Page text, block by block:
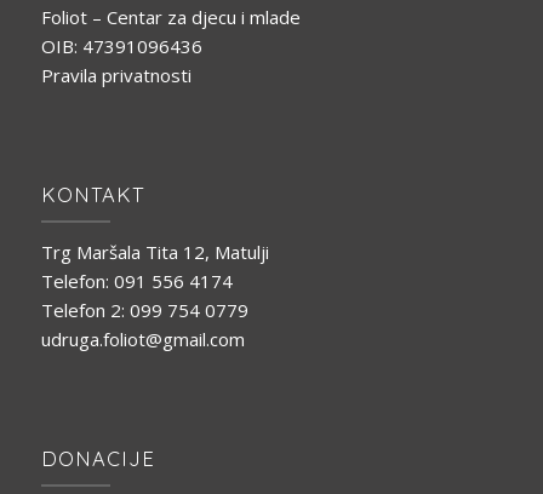
Foliot – Centar za djecu i mlade
OIB: 47391096436
Pravila privatnosti
KONTAKT
Trg Maršala Tita 12, Matulji
Telefon: 091 556 4174
Telefon 2: 099 754 0779
udruga.foliot@gmail.com
DONACIJE